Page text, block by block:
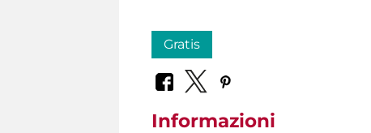
Gratis
Informazioni